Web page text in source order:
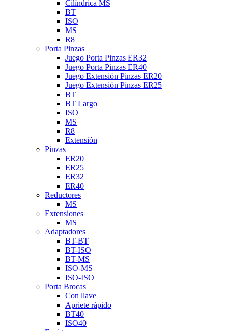
Cilíndrica MS
BT
ISO
MS
R8
Porta Pinzas
Juego Porta Pinzas ER32
Juego Porta Pinzas ER40
Juego Extensión Pinzas ER20
Juego Extensión Pinzas ER25
BT
BT Largo
ISO
MS
R8
Extensión
Pinzas
ER20
ER25
ER32
ER40
Reductores
MS
Extensiones
MS
Adaptadores
BT-BT
BT-ISO
BT-MS
ISO-MS
ISO-ISO
Porta Brocas
Con llave
Apriete rápido
BT40
ISO40